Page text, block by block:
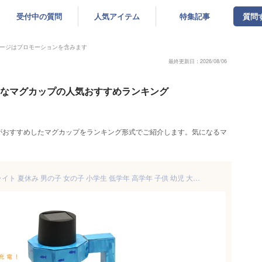
受付中の質問 人気アイテム 特集記事 質問
ジはプロモーションを含みます
最終更新日：2026/08/06
マグカップの人気おすすめランキング
すすめしたマグカップをランキング形式でご紹介します。気になるマ